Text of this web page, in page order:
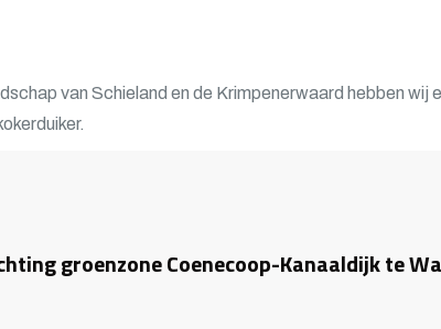
van Schieland en de Krimpenerwaard hebben wij
groenzone Coenecoop-Kanaaldijk te